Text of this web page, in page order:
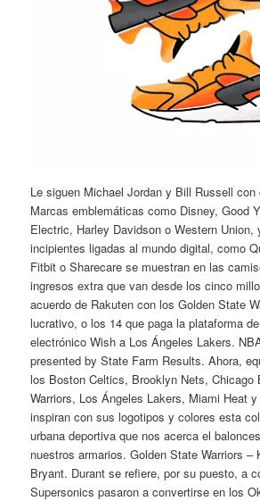
Le siguen Michael Jordan y Bill Russell con
Marcas emblemáticas como Disney, Good
Electric, Harley Davidson o Western Union,
incipientes ligadas al mundo digital, como
Fitbit o Sharecare se muestran en las
ingresos extra que van desde los cinco
acuerdo de Rakuten con los Golden State
lucrativo, o los 14 que paga la plataforma
electrónico Wish a Los Ángeles Lakers.
presented by State Farm Results. Ahora,
los Boston Celtics, Brooklyn Nets, Chicago
Warriors, Los Ángeles Lakers, Miami Heat
inspiran con sus logotipos y colores esta
urbana deportiva que nos acerca el
nuestros armarios. Golden State Warriors –
Bryant. Durant se refiere, por su puesto, a
Supersonics pasaron a convertirse en los